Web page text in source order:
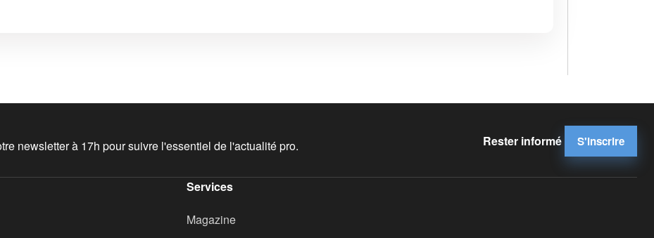
newsletter à 17h pour suivre l'essentiel de l'actualité pro. Rester informé S'inscrire
Services
Magazine